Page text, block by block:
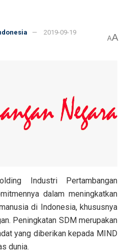
2019-09-19
AA
Industri Pertambangan
dalam meningkatkan
di Indonesia, khususnya
Peningkatan SDM merupakan
yang diberikan kepada MIND
dunia.